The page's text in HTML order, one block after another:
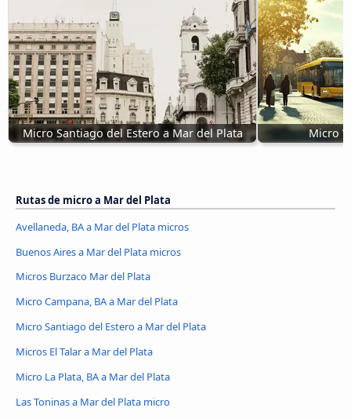
Micro Santiago del Estero a Mar del Plata Micro
Rutas de micro a Mar del Plata
Avellaneda, BA a Mar del Plata micros
Buenos Aires a Mar del Plata micros
Micros Burzaco Mar del Plata
Micro Campana, BA a Mar del Plata
Micro Santiago del Estero a Mar del Plata
Micros El Talar a Mar del Plata
Micro La Plata, BA a Mar del Plata
Las Toninas a Mar del Plata micro